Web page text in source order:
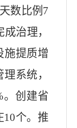
数比例7
治理，
施提质增
系统，
。创建省
10个。推